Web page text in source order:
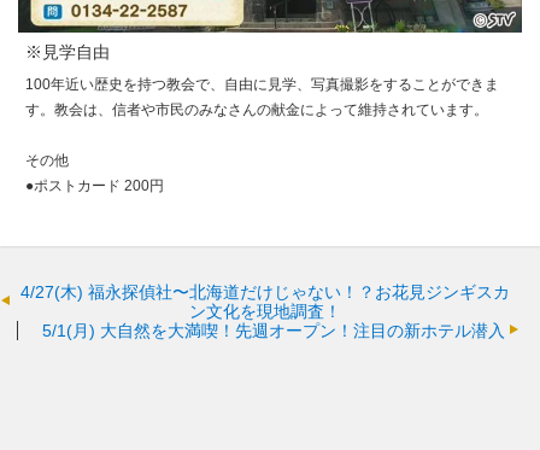
※見学自由
100年近い歴史を持つ教会で、自由に見学、写真撮影をすることができま
す。教会は、信者や市民のみなさんの献金によって維持されています。
その他
●ポストカード 200円
4/27(木) 福永探偵社〜北海道だけじゃない！？お花見ジンギスカ
ン文化を現地調査！
5/1(月) 大自然を大満喫！先週オープン！注目の新ホテル潜入